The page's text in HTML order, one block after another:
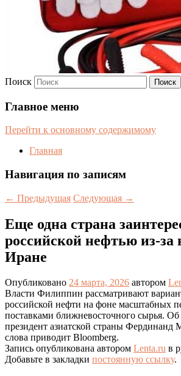
Поиск
Главное меню
Перейти к основному содержимому
Главная
Навигация по записям
← Предыдущая Следующая →
Еще одна страна
российской нефтью из-за
Иране
Опубликовано 24 марта, 2026 автором
Власти Филиппин рассматривают
российской нефти на фоне масштабных
поставками ближневосточного сырья. Об
президент азиатской страны Фердинанд
слова приводит Bloomberg.
Запись опубликована автором Lenta.ru в
Добавьте в закладки постоянную ссылку.